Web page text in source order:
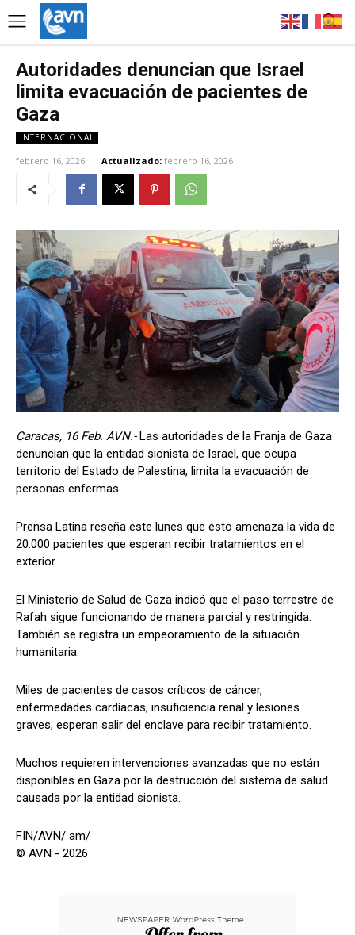
Autoridades denuncian que Israel
limita evacuación de pacientes de
Gaza
INTERNACIONAL
febrero 16, 2026 Actualizado: febrero 16, 2026
Caracas, 16 Feb. AVN.- Las autoridades de la Franja de Gaza
denuncian que la entidad sionista de Israel, que ocupa
territorio del Estado de Palestina, limita la evacuación de
personas enfermas.
Prensa Latina reseña este lunes que esto amenaza la vida de
20.000 pacientes que esperan recibir tratamientos en el
exterior.
El Ministerio de Salud de Gaza indicó que el paso terrestre de
Rafah sigue funcionando de manera parcial y restringida.
También se registra un empeoramiento de la situación
humanitaria.
Miles de pacientes de casos críticos de cáncer,
enfermedades cardíacas, insuficiencia renal y lesiones
graves, esperan salir del enclave para recibir tratamiento.
Muchos requieren intervenciones avanzadas que no están
disponibles en Gaza por la destrucción del sistema de salud
causada por la entidad sionista.
FIN/AVN/ am/
© AVN - 2026